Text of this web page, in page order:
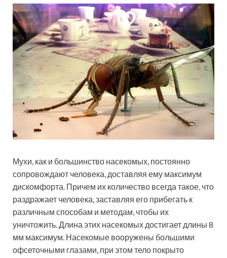
Мухи, как и большинство насекомых, постоянно
сопровождают человека, доставляя ему максимум
дискомфорта. Причем их количество всегда такое, что
раздражает человека, заставляя его прибегать к
различным способам и методам, чтобы их
уничтожить. Длина этих насекомых достигает длины 8
мм максимум. Насекомые вооружены большими
офсеточными глазами, при этом тело покрыто